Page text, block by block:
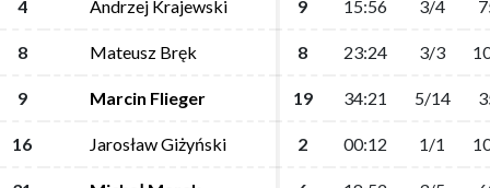
4 Andrzej Krajewski 9 15:56 3/4
8 Mateusz Bręk 8 23:24 3/3
9 Marcin Flieger 19 34:21 5/14
16 Jarosław Giżyński 2 00:12 1/1
4 Andrzej Krajewski 9 15:56 3/4
8 Mateusz Bręk 8 23:24 3/3
9 Marcin Flieger 19 34:21 5/14
16 Jarosław Giżyński 2 00:12 1/1